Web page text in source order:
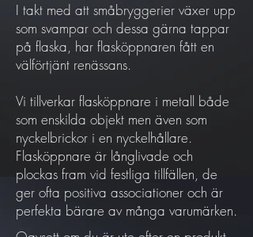
I takt med att småbryggerier växer upp
som svampar och dessa gärna tappar
på flaska, har flasköppnaren fått en
välförtjänt renässans.
Vi tillverkar flasköppnare i metall både
som enskilda objekt men även som
nyckelbrickor i en nyckelhållare.
Flasköppnare är långlivade och
plockas fram vid festliga tillfällen, de
ger ofta positiva associationer och är
perfekta bärare av många varumärken.